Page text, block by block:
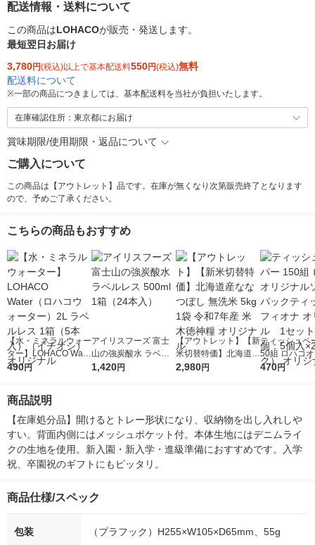
配送情報・送料について
この商品はLOHACOが販売・発送します。
最短翌日お届け
3,780円(税込)以上で基本配送料550円(税込)無料
配送料について
※一部の商品につきましては、基本配送料を当社が負担いたします。
在庫確認住所：東京都にお届け
賞味期限/使用期限・返品について
ご購入について
この商品は【アウトレット】品です。在庫が無くなり次第販売終了となります
ので、予めご了承ください。
こちらの商品もおすすめ
【水・ミネラルウォー
ター】LOHACO Wate
r（ロハコウォータ
シ） オリジナル
490円
アイリスフーズ 富士
山の強炭酸水 ラベル
レス 500ml 1箱（24
1,420円
【アウトレット】【新
米切替特価】北海道産
ななつぼし 無洗米 5k
2,980円
ティッシュペ
50組 ロハコ
ルソフトパッ
オリジナル
470円
商品説明
【在庫処分品】開けるとトレー形状になり、収納物を出し入れしや
すい。背面内側にはメッシュポケット付。本体生地にはデニムライ
クの生地を使用。新入園・新入学・進級準備におすすめです。入学
祝、卒園祝のギフトにもピッタリ。
商品仕様/スペック
包装 （プラフック）H255×W105×D65mm、55g